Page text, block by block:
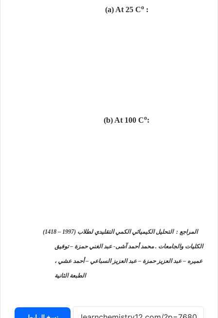
(a) At 25 Co:
(b)At 100 Co:
(1418 – 1997) المراجع : التحليل الكيميائي الكمي التقليدي لطلاب
الكليات والجامعات . محمد أحمد آشى- عبد الغني حمزة – توفيق
عميره – عبد العزيز حمزة – عبد العزيز السباعي – أحمد عشي ،
الطبعة الثانية